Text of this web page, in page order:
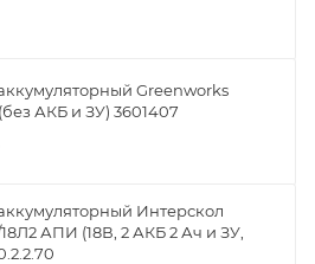
Greenworks
АКБ и ЗУ) 3601407
Интерскол
АПИ (18В, 2 АКБ 2 Ач и ЗУ,